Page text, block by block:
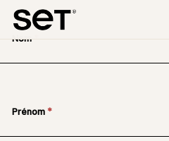
cse
Nom
Prénom *